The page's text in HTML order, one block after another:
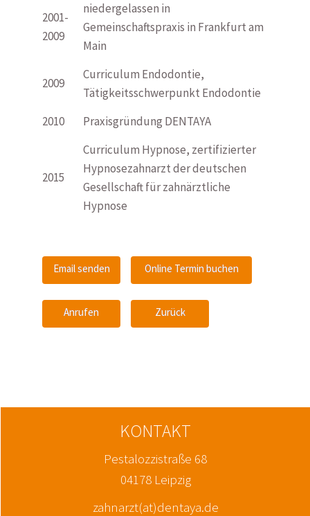
2001-
2009
niedergelassen in
Gemeinschaftspraxis in Frankfurt am
Main
2009
Curriculum Endodontie,
Tätigkeitsschwerpunkt Endodontie
2010
Praxisgründung DENTAYA
2015
Curriculum Hypnose, zertifizierter
Hypnosezahnarzt der deutschen
Gesellschaft für zahnärztliche
Hypnose
Email senden Online Termin buchen
Anrufen Zurück
KONTAKT
Pestalozzistraße 68
04178 Leipzig
zahnarzt(at)dentaya.de